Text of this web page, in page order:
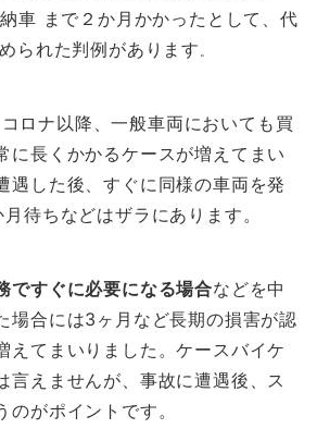
車 まで２か月かかったとして、代
られた判例があります 。
ロナ以降、一般車両においても買
に長くかかるケースが増えてまい
遇した後、すぐに同様の車両を発
待ちなどはザラにあります。
ですぐに必要になる場合などを中
場合には3ヶ月など長期の損害が認
えてまいりました。ケースバイケ
言えませんが、事故に遭遇後、ス
のがポイントです。